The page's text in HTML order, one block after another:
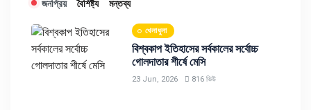
জনপ্রিয় বৈশিষ্ট্য মন্তব্য
খেলাধুলা
বিশ্বকাপ ইতিহাসের সর্বকালের সর্বোচ্চ
গোলদাতার শীর্ষে মেসি
23 Jun, 2026 816 ভিউ